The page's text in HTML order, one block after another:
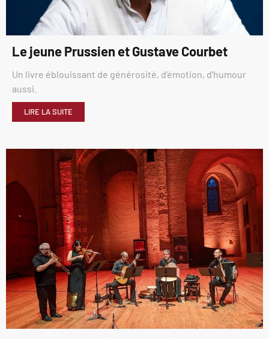
Le jeune Prussien et Gustave Courbet
Un livre éblouissant de générosité, d’émotion, d’humour
aussi.
LIRE LA SUITE